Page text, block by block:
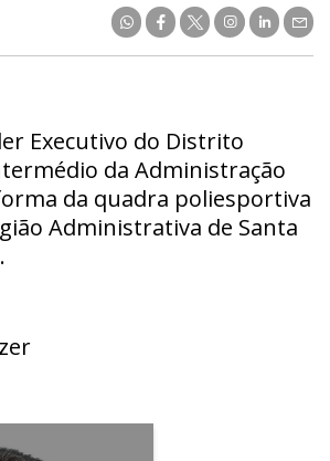
Executivo do Distrito
da Administração
da quadra poliesportiva
Administrativa de Santa